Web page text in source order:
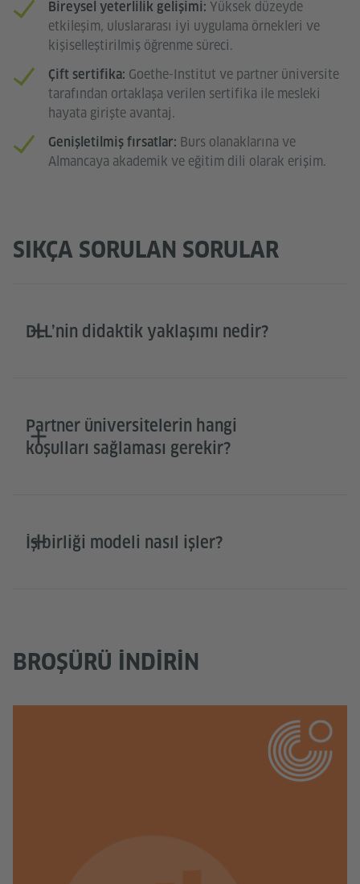
Bireysel yeterlilik gelişimi: Yüksek düzeyde
etkileşim, uluslararası iyi uygulama örnekleri ve
kişiselleştirilmiş öğrenme süreci.
Çift sertifika: Goethe-Institut ve partner üniversite
tarafından ortaklaşa verilen sertifika ile mesleki
hayata girişte avantaj.
Genişletilmiş fırsatlar: Burs olanaklarına ve
Almancaya akademik ve eğitim dili olarak erişim.
SIKÇA SORULAN SORULAR
DLL’nin didaktik yaklaşımı nedir?
Partner üniversitelerin hangi
koşulları sağlaması gerekir?
İş birliği modeli nasıl işler?
BROŞÜRÜ İNDIRIN